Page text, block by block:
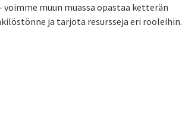
muun muassa opastaa ketterän
ja tarjota resursseja eri rooleihin.